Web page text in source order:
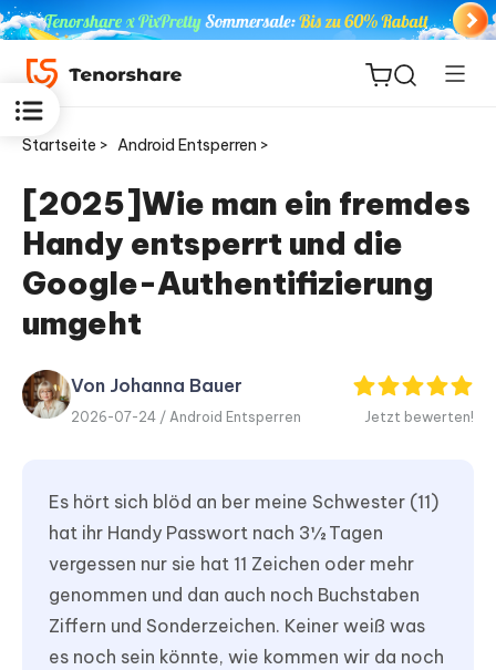
ReiBoot
for iOS
PDNob
Editor
Startseite > Android Entsperren >
[2025]Wie man ein fremdes
Handy entsperrt und die
Google-Authentifizierung
umgeht
Von Johanna Bauer
2026-07-24 / Android Entsperren Jetzt bewerten!
Es hört sich blöd an ber meine Schwester (11)
hat ihr Handy Passwort nach 3½ Tagen
vergessen nur sie hat 11 Zeichen oder mehr
genommen und dan auch noch Buchstaben
Ziffern und Sonderzeichen. Keiner weiß was
es noch sein könnte, wie kommen wir da noch